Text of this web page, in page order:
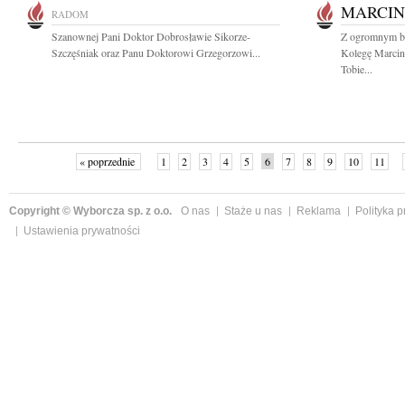
RADOM
Szanownej Pani Doktor Dobrosławie Sikorze-
Szczęśniak oraz Panu Doktorowi Grzegorzowi...
Z ogromnym
Kolegę
Tobie...
« poprzednie 1 2 3 4 5 6 7 8 9 10 11
Copyright © Wyborcza sp. z o.o. O nas Staże u nas Reklama
Polityka
Ustawienia prywatności